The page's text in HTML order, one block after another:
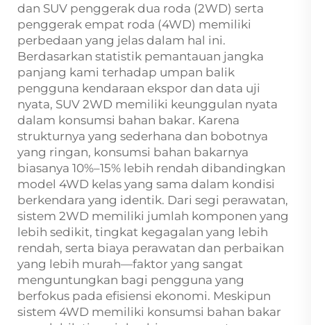
dan SUV penggerak dua roda (2WD) serta
penggerak empat roda (4WD) memiliki
perbedaan yang jelas dalam hal ini.
Berdasarkan statistik pemantauan jangka
panjang kami terhadap umpan balik
pengguna kendaraan ekspor dan data uji
nyata, SUV 2WD memiliki keunggulan nyata
dalam konsumsi bahan bakar. Karena
strukturnya yang sederhana dan bobotnya
yang ringan, konsumsi bahan bakarnya
biasanya 10%–15% lebih rendah dibandingkan
model 4WD kelas yang sama dalam kondisi
berkendara yang identik. Dari segi perawatan,
sistem 2WD memiliki jumlah komponen yang
lebih sedikit, tingkat kegagalan yang lebih
rendah, serta biaya perawatan dan perbaikan
yang lebih murah—faktor yang sangat
menguntungkan bagi pengguna yang
berfokus pada efisiensi ekonomi. Meskipun
sistem 4WD memiliki konsumsi bahan bakar